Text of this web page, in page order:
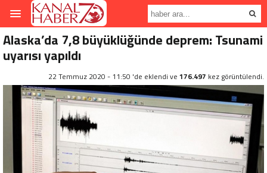
Alaska’da 7,8 büyüklüğünde deprem: Tsunami
uyarısı yapıldı
22 Temmuz 2020 - 11:50 'de eklendi ve 176.497 kez görüntülendi.